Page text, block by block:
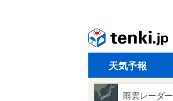
天気予報
雨雲レーダー